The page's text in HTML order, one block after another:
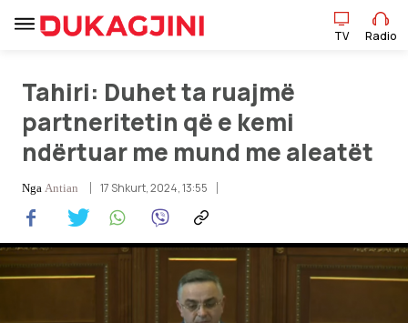
Lajme
Sport
Pikëpamje
TV Radio
Tahiri: Duhet ta ruajmë
partneritetin që e kemi
ndërtuar me mund me aleatët
Nga Antian 17 Shkurt, 2024, 13:55